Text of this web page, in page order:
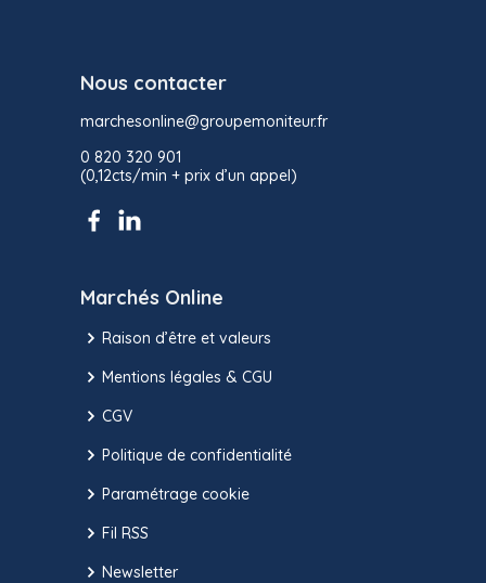
Nous contacter
marchesonline@groupemoniteur.fr
0 820 320 901
(0,12cts/min + prix d’un appel)
Marchés Online
Raison d’être et valeurs
Mentions légales & CGU
CGV
Politique de confidentialité
Paramétrage cookie
Fil RSS
Newsletter